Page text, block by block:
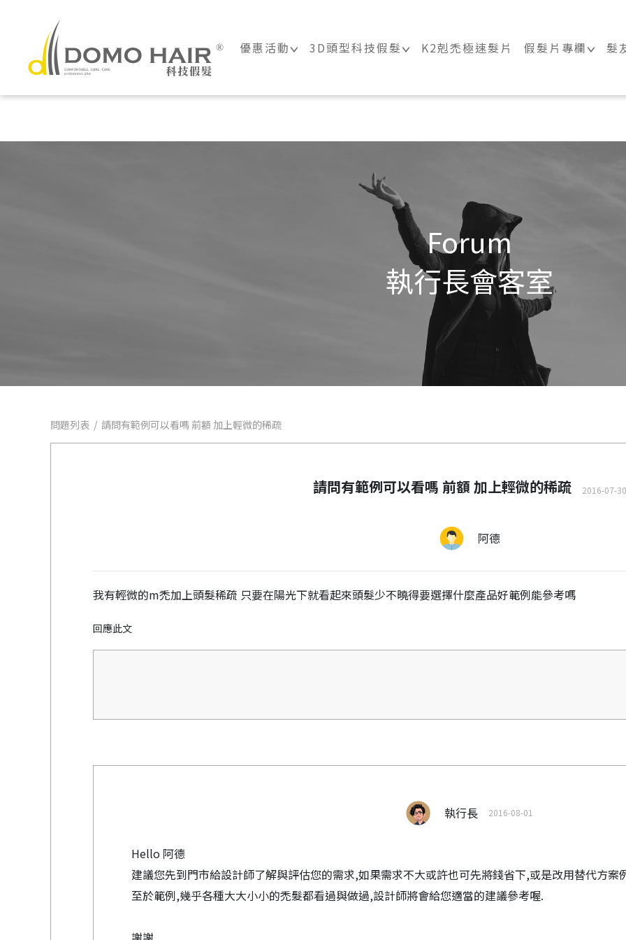
優惠活動
3D頭型科技假髮 K2剋禿極速髮片 假髮片專欄 髮
Forum
執行長會客室
問題列表 / 請問有範例可以看嗎 前額 加上輕微的稀疏
請問有範例可以看嗎 前額 加上輕微的稀疏 2016-07-30
阿德
我有輕微的m禿加上頭髮稀疏 只要在陽光下就看起來頭髮少不曉得要選擇什麼產品好範例能參考嗎
回應此文
執行長 2016-08-01
Hello 阿德
建議您先到門市給設計師了解與評估您的需求,如果需求不大或許也可先將錢省下,或是改用替代方案
至於範例,幾乎各種大大小小的禿髮都看過與做過,設計師將會給您適當的建議參考喔.